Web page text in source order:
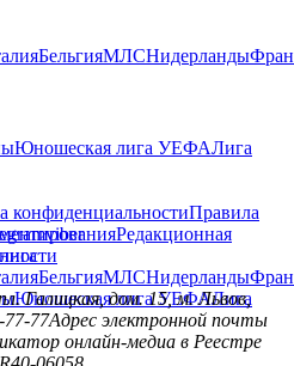
БельгияМЛСНидерланды
Юношеская лига УЕФАЛига
конфиденциальностиПравила
Редакционная
viber
БельгияМЛСНидерланды
Юношеская лига УЕФАЛига
Галицкая, дом. 15, м. Львов,
77-77Адрес электронной почты
онлайн-медиа в Реестре